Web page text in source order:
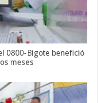
0800-Bigote benefició
meses